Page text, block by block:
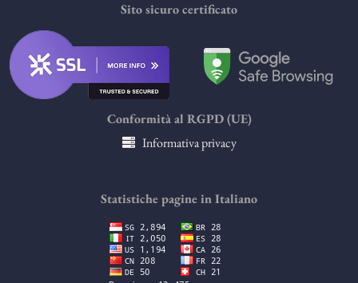
Sito sicuro certificato
Conformità al RGPD (UE)
Informativa privacy
Statistiche pagine in Italiano